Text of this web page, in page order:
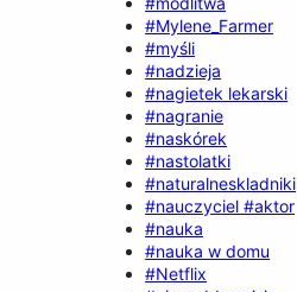
#Mylene_Farmer
#myśli
#nadzieja
#nagietek lekarski
#nagranie
#naskórek
#nastolatki
#naturalneskladniki
#nauczyciel #aktor
#nauka
#nauka w domu
#Netflix